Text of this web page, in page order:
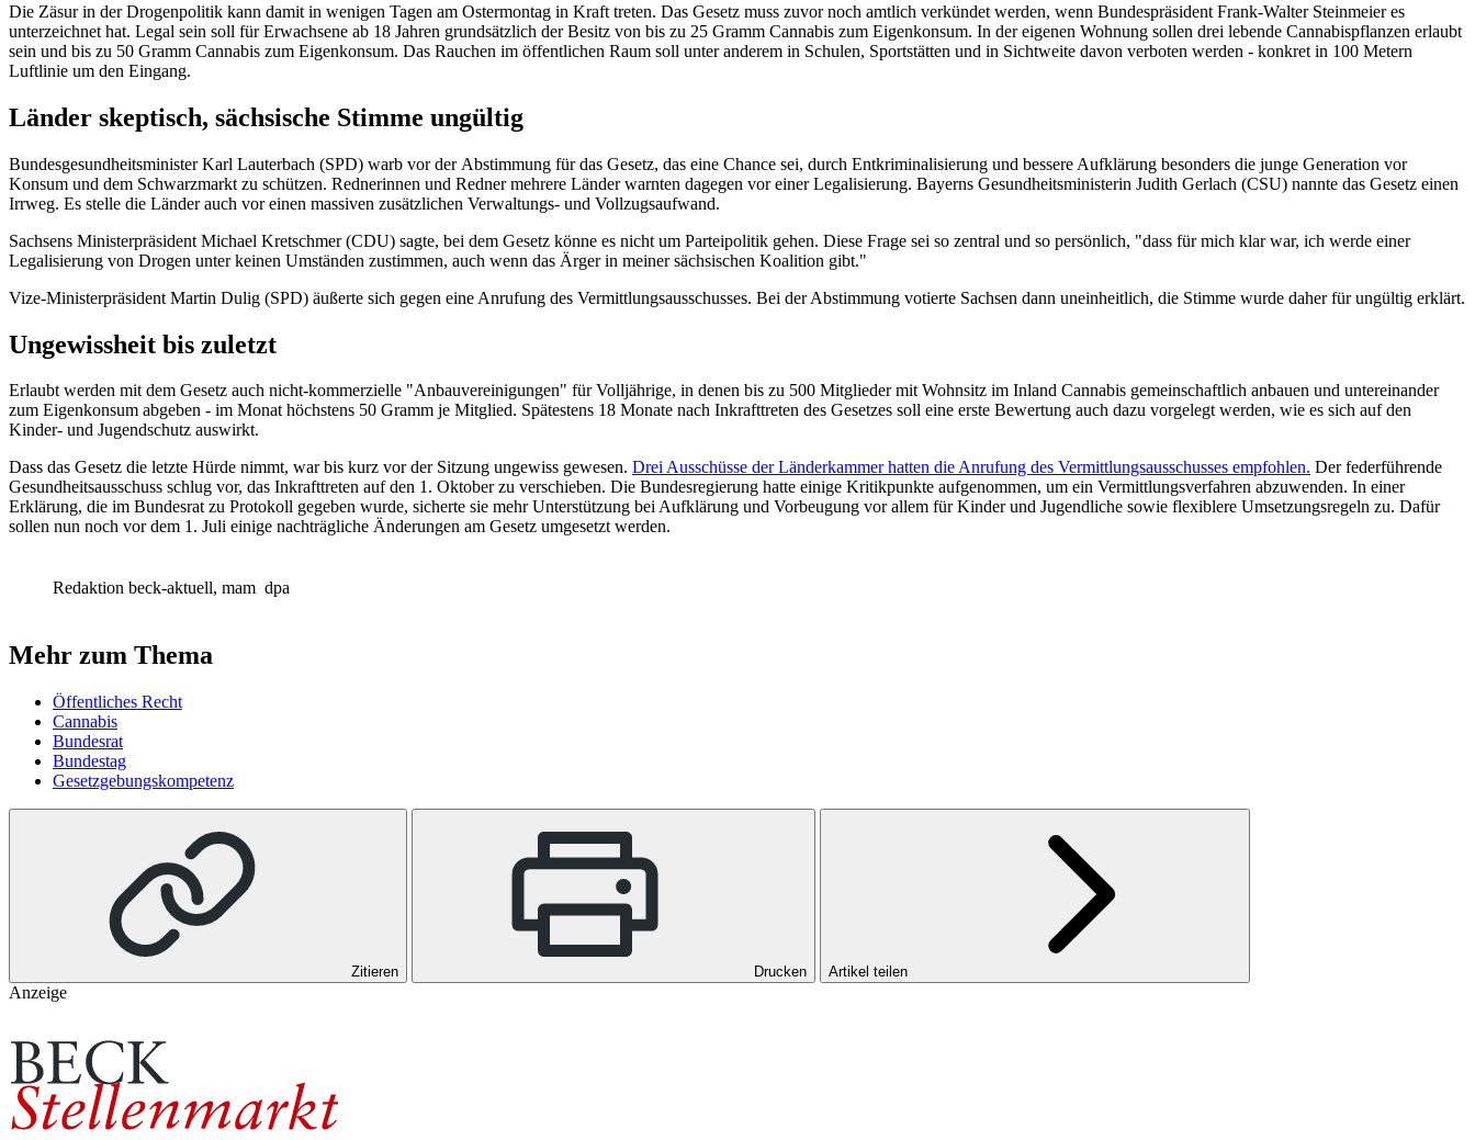
Die Zäsur in der Drogenpolitik kann damit in wenigen Tagen am Ostermontag in Kraft treten. Das Gesetz muss zuvor noch amtlich verkündet werden, wenn Bundespräsident Frank-Walter Steinmeier es
unterzeichnet hat. Legal sein soll für Erwachsene ab 18 Jahren grundsätzlich der Besitz von bis zu 25 Gramm Cannabis zum Eigenkonsum. In der eigenen Wohnung sollen drei lebende Cannabispflanzen erlaubt
sein und bis zu 50 Gramm Cannabis zum Eigenkonsum. Das Rauchen im öffentlichen Raum soll unter anderem in Schulen, Sportstätten und in Sichtweite davon verboten werden - konkret in 100 Metern
Luftlinie um den Eingang.
Länder skeptisch, sächsische Stimme ungültig
Bundesgesundheitsminister Karl Lauterbach (SPD) warb vor der Abstimmung für das Gesetz, das eine Chance sei, durch Entkriminalisierung und bessere Aufklärung besonders die junge Generation vor
Konsum und dem Schwarzmarkt zu schützen. Rednerinnen und Redner mehrere Länder warnten dagegen vor einer Legalisierung. Bayerns Gesundheitsministerin Judith Gerlach (CSU) nannte das Gesetz einen
Irrweg. Es stelle die Länder auch vor einen massiven zusätzlichen Verwaltungs- und Vollzugsaufwand.
Sachsens Ministerpräsident Michael Kretschmer (CDU) sagte, bei dem Gesetz könne es nicht um Parteipolitik gehen. Diese Frage sei so zentral und so persönlich, "dass für mich klar war, ich werde einer
Legalisierung von Drogen unter keinen Umständen zustimmen, auch wenn das Ärger in meiner sächsischen Koalition gibt."
Vize-Ministerpräsident Martin Dulig (SPD) äußerte sich gegen eine Anrufung des Vermittlungsausschusses. Bei der Abstimmung votierte Sachsen dann uneinheitlich, die Stimme wurde daher für ungültig erklärt.
Ungewissheit bis zuletzt
Erlaubt werden mit dem Gesetz auch nicht-kommerzielle "Anbauvereinigungen" für Volljährige, in denen bis zu 500 Mitglieder mit Wohnsitz im Inland Cannabis gemeinschaftlich anbauen und untereinander
zum Eigenkonsum abgeben - im Monat höchstens 50 Gramm je Mitglied. Spätestens 18 Monate nach Inkrafttreten des Gesetzes soll eine erste Bewertung auch dazu vorgelegt werden, wie es sich auf den
Kinder- und Jugendschutz auswirkt.
Dass das Gesetz die letzte Hürde nimmt, war bis kurz vor der Sitzung ungewiss gewesen. Drei Ausschüsse der Länderkammer hatten die Anrufung des Vermittlungsausschusses empfohlen. Der federführende
Gesundheitsausschuss schlug vor, das Inkrafttreten auf den 1. Oktober zu verschieben. Die Bundesregierung hatte einige Kritikpunkte aufgenommen, um ein Vermittlungsverfahren abzuwenden. In einer
Erklärung, die im Bundesrat zu Protokoll gegeben wurde, sicherte sie mehr Unterstützung bei Aufklärung und Vorbeugung vor allem für Kinder und Jugendliche sowie flexiblere Umsetzungsregeln zu. Dafür
sollen nun noch vor dem 1. Juli einige nachträgliche Änderungen am Gesetz umgesetzt werden.
Redaktion beck-aktuell, mam dpa
Mehr zum Thema
Öffentliches Recht
Cannabis
Bundesrat
Bundestag
Gesetzgebungskompetenz
Zitieren Drucken Artikel teilen
Anzeige